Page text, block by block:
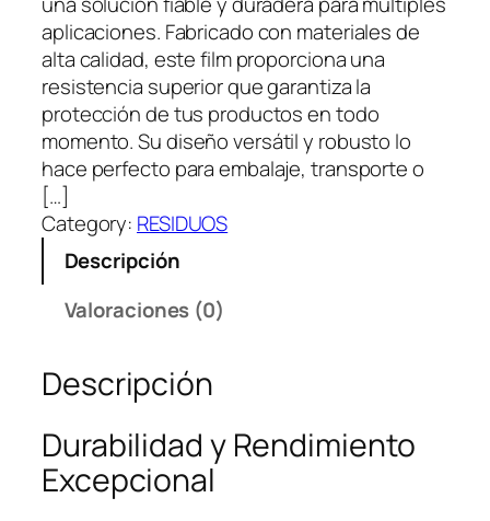
aplicaciones. Fabricado con materiales de
alta calidad, este film proporciona una
resistencia superior que garantiza la
protección de tus productos en todo
momento. Su diseño versátil y robusto lo
hace perfecto para embalaje, transporte o
[…]
Category: RESIDUOS
Descripción
Valoraciones (0)
Descripción
Durabilidad y Rendimiento
Excepcional